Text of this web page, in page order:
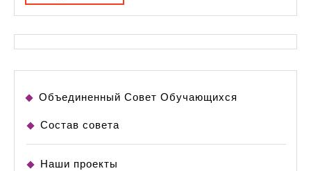
Объединенный Совет Обучающихся
Состав совета
Наши проекты